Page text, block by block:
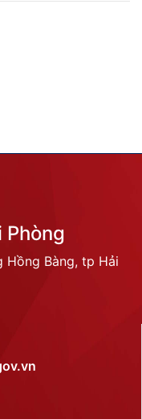
Phòng
Hồng Bàng, tp Hải